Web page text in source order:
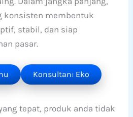
konsisten membentuk
stabil, dan siap
pasar.
Konsultan: Eko
tepat, produk anda tidak